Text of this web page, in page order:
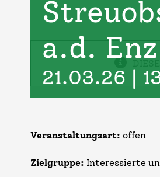
a.d. Enz
21.03.26 |
Veranstaltungsart: offen
Zielgruppe: Interessierte